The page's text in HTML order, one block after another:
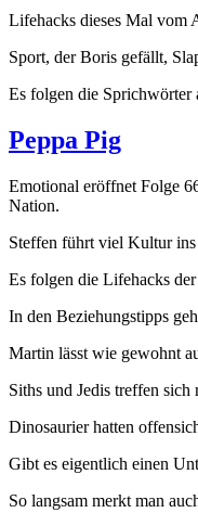
Lifehacks dieses Mal vom
Sport, der Boris gefällt,
Es folgen die Sprichwörter
Peppa Pig
Emotional eröffnet Folge
Nation.
Steffen führt viel Kultur
Es folgen die Lifehacks
In den Beziehungstipps
Martin lässt wie gewohnt
Siths und Jedis treffen
Dinosaurier hatten
Gibt es eigentlich einen
So langsam merkt man